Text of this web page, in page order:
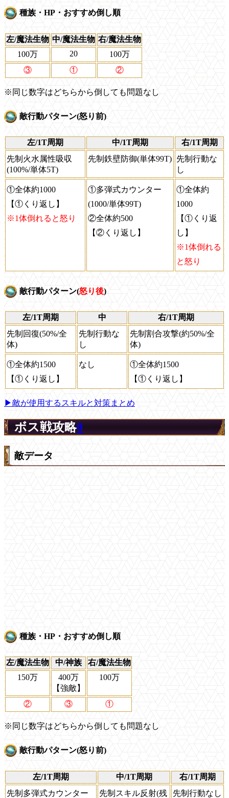
種族・HP・おすすめ倒し順
左/魔法生物 中/魔法生物 右/魔法生物
100万
20
100万
③
① ②
※同じ数字はどちらから倒しても問題なし
敵行動パターン(怒り前)
左/1T周期 中/1T周期
右/1T周期
先制火水属性吸収
(100%/単体5T)
先制鉄壁防御(単体99T) 先制行動な
し
①全体約1000
【①くり返し】
※1体倒れると怒り
①多弾式カウンター
(1000/単体99T)
②全体約500
【②くり返し】
①全体約
1000
【①くり返
し】
※1体倒れる
と怒り
敵行動パターン(怒り後)
左/1T周期 中
右/1T周期
先制回復(50%/全
体)
先制行動な
し
先制割合攻撃(約50%/全
体)
①全体約1500
【①くり返し】
なし
①全体約1500
【①くり返し】
▶敵が使用するスキルと対策まとめ
ボス戦攻略0
敵データ
種族・HP・おすすめ倒し順
左/魔法生物 中/神族
右/魔法生物
150万
400万
【強敵】
100万
② ③ ①
※同じ数字はどちらから倒しても問題なし
敵行動パターン(怒り前)
左/1T周期 中/1T周期
右/1T周期
先制多弾式カウンター
先制スキル反射(残
先制行動なし